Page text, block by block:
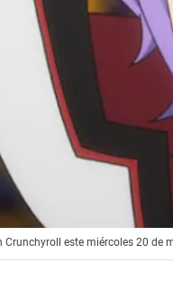
Crunchyroll este miércoles 20 de